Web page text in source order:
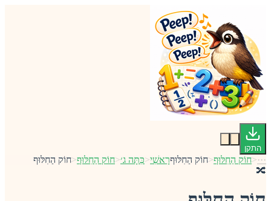
התקן
···
<חוֹק הַחִלּוּף<חוֹק הַחִלּוּףרָאשִׁי<כִּתָּה ג׳<חוֹק הַחִלּוּף<חוֹק הַחִלּוּף
🔀